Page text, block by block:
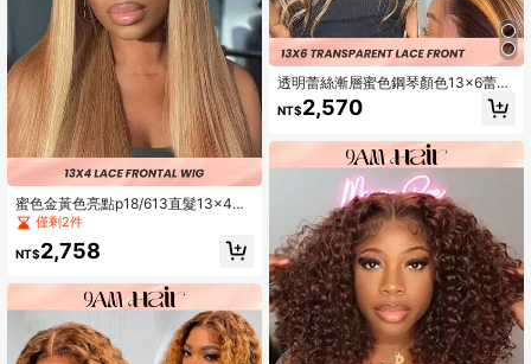
蜜色金黃色亮點p18/613直髮13x4蕾
絲前綁假髮 人髮全手工前前線 天然嬰
兒頭220%高密度
僅剩2件
NT$2,758
透明蕾絲漸層蜜色鋼琴顏色13×6蕾絲
前面包鬆綁防水帽,人髮鬆柔女士假髮
NT$2,570